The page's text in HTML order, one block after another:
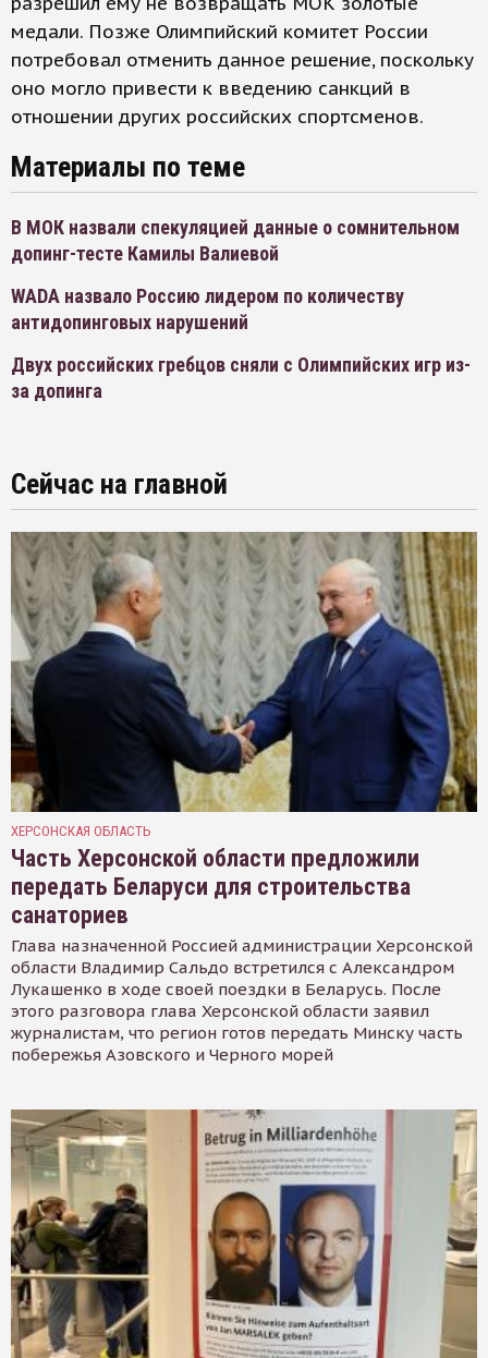
медали. Позже Олимпийский комитет России
потребовал отменить данное решение, поскольку
оно могло привести к введению санкций в
отношении других российских спортсменов.
Материалы по теме
В МОК назвали спекуляцией данные о сомнительном
допинг-тесте Камилы Валиевой
WADA назвало Россию лидером по количеству
антидопинговых нарушений
Двух российских гребцов сняли с Олимпийских игр из-
за допинга
Сейчас на главной
ХЕРСОНСКАЯ ОБЛАСТЬ
Часть Херсонской области предложили
передать Беларуси для строительства
санаториев
Глава назначенной Россией администрации Херсонской
области Владимир Сальдо встретился с Александром
Лукашенко в ходе своей поездки в Беларусь. После
этого разговора глава Херсонской области заявил
журналистам, что регион готов передать Минску часть
побережья Азовского и Черного морей